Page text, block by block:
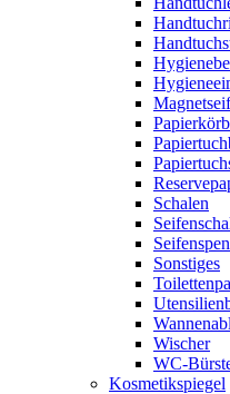
Schalen
Sonstiges
Wischer
WC-
Kosmetikspiegel